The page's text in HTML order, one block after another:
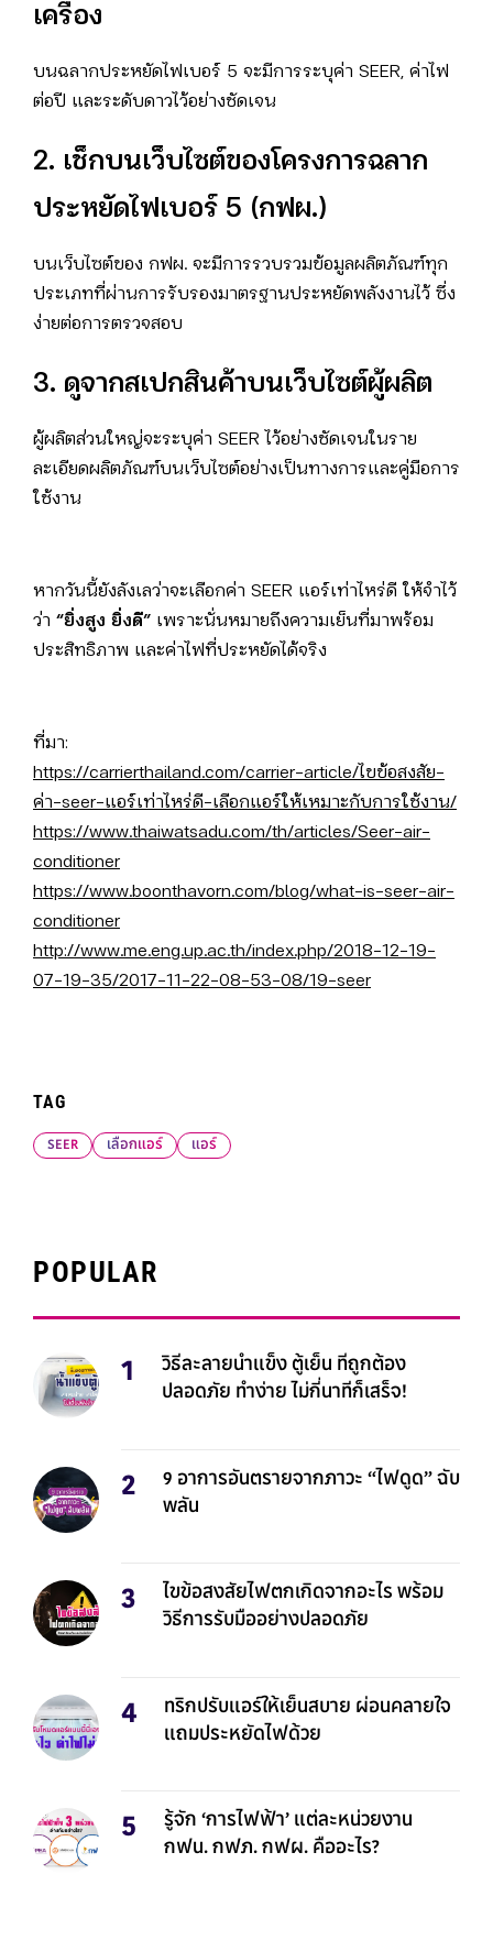
เครื่อง
บนฉลากประหยัดไฟเบอร์ 5 จะมีการระบุค่า SEER, ค่าไฟ
ต่อปี และระดับดาวไว้อย่างชัดเจน
2. เช็กบนเว็บไซต์ของโครงการฉลาก
ประหยัดไฟเบอร์ 5 (กฟผ.)
บนเว็บไซต์ของ กฟผ. จะมีการรวบรวมข้อมูลผลิตภัณฑ์ทุก
ประเภทที่ผ่านการรับรองมาตรฐานประหยัดพลังงานไว้ ซึ่ง
ง่ายต่อการตรวจสอบ
3. ดูจากสเปกสินค้าบนเว็บไซต์ผู้ผลิต
ผู้ผลิตส่วนใหญ่จะระบุค่า SEER ไว้อย่างชัดเจนในราย
ละเอียดผลิตภัณฑ์บนเว็บไซต์อย่างเป็นทางการและคู่มือการ
ใช้งาน
หากวันนี้ยังลังเลว่าจะเลือกค่า SEER แอร์เท่าไหร่ดี ให้จำไว้
ว่า “ยิ่งสูง ยิ่งดี” เพราะนั่นหมายถึงความเย็นที่มาพร้อม
ประสิทธิภาพ และค่าไฟที่ประหยัดได้จริง
ที่มา:
https://carrierthailand.com/carrier-article/ไขข้อสงสัย-
ค่า-seer-แอร์เท่าไหร่ดี-เลือกแอร์ให้เหมาะกับการใช้งาน/
https://www.thaiwatsadu.com/th/articles/Seer-air-
conditioner
https://www.boonthavorn.com/blog/what-is-seer-air-
conditioner
http://www.me.eng.up.ac.th/index.php/2018-12-19-
07-19-35/2017-11-22-08-53-08/19-seer
TAG
SEER เลือกแอร์ แอร์
POPULAR
วิธีละลายน้ำแข็ง ตู้เย็น ที่ถูกต้อง
ปลอดภัย ทำง่าย ไม่กี่นาทีก็เสร็จ!
9 อาการอันตรายจากภาวะ “ไฟดูด” ฉับ
พลัน
ไขข้อสงสัยไฟตกเกิดจากอะไร พร้อม
วิธีการรับมืออย่างปลอดภัย
ทริกปรับแอร์ให้เย็นสบาย ผ่อนคลายใจ
แถมประหยัดไฟด้วย
รู้จัก ‘การไฟฟ้า’ แต่ละหน่วยงาน
กฟน. กฟภ. กฟผ. คืออะไร?